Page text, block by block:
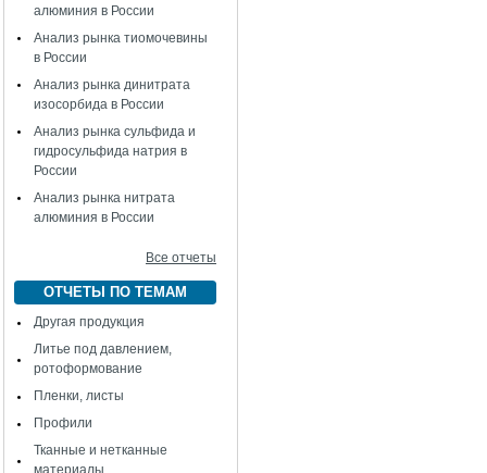
алюминия в России
Анализ рынка тиомочевины
в России
Анализ рынка динитрата
изосорбида в России
Анализ рынка сульфида и
гидросульфида натрия в
России
Анализ рынка нитрата
алюминия в России
Все отчеты
ОТЧЕТЫ ПО ТЕМАМ
Другая продукция
Литье под давлением,
ротоформование
Пленки, листы
Профили
Тканные и нетканные
материалы